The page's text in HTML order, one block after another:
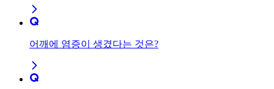
어깨에 염증이 생겼다는 것은?